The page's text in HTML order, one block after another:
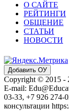
О САЙТЕ
РЕЙТИНГИ
ОБЩЕНИЕ
СТАТЬИ
НОВОСТИ
Добавить ОУ
Copyright © 2015 -
E-mail:
03-33, +7 926 274-
консультации